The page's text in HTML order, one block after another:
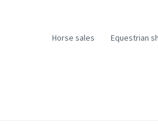
Horse sales Equestrian